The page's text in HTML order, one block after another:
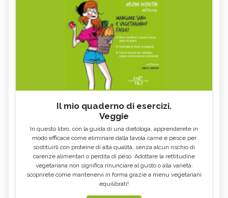
Il mio quaderno di esercizi.
Veggie
In questo libro, con la guida di una dietologa, apprenderete in
modo efficace come eliminare dalla tavola carne e pesce per
sostituirli con proteine di alta qualità, senza alcun rischio di
carenze alimentari o perdita di peso. Adottare la rettitudine
vegetariana non significa rinunciare al gusto o alla varietà:
scoprirete come mantenervi in forma grazie a menu vegetariani
equilibrati!